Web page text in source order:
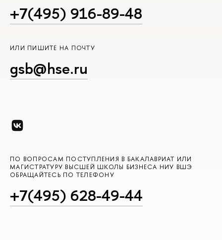
+7(495) 916-89-48
ИЛИ ПИШИТЕ НА ПОЧТУ
gsb@hse.ru
ПО ВОПРОСАМ ПОСТУПЛЕНИЯ В БАКАЛАВРИАТ ИЛИ
МАГИСТРАТУРУ ВЫСШЕЙ ШКОЛЫ БИЗНЕСА НИУ ВШЭ
ОБРАЩАЙТЕСЬ ПО ТЕЛЕФОНУ
+7(495) 628-49-44